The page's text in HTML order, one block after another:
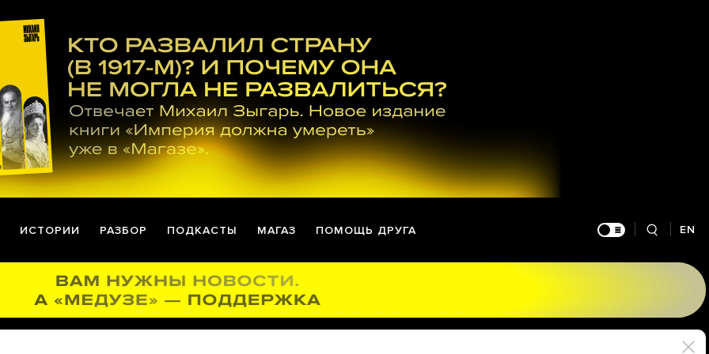
ИСТОРИИ РАЗБОР ПОДКАСТЫ МАГАЗ ПОМОЩЬ ДРУГА EN